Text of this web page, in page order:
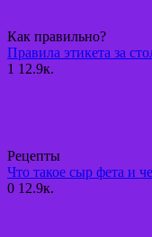
Как правильно?
Правила этикета за
1 12.9к.
Рецепты
Что такое сыр фета и
0 12.9к.